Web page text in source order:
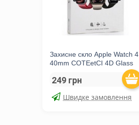
Захисне скло Apple Watch 4
40mm COTEetCI 4D Glass
249 грн
Швидке замовлення